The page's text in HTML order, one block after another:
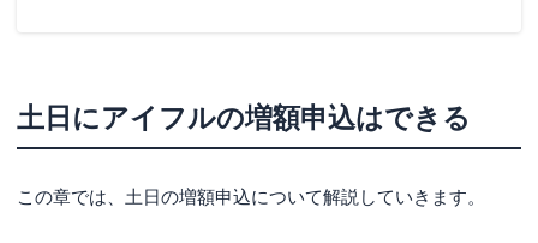
土日にアイフルの増額申込はできる
この章では、土日の増額申込について解説していきます。